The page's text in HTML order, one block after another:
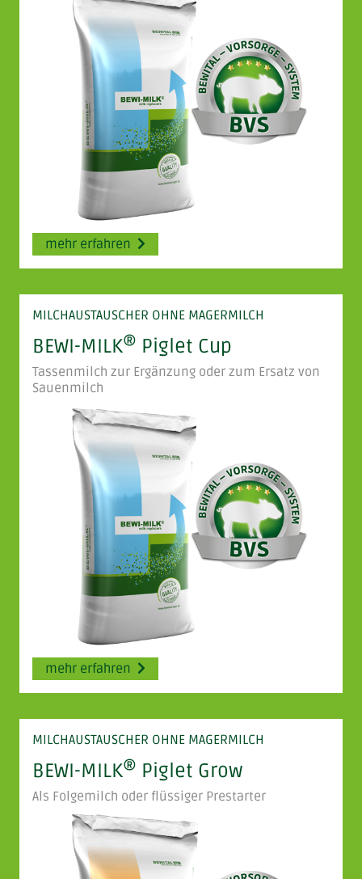
mehr erfahren
MILCHAUSTAUSCHER OHNE MAGERMILCH
BEWI-MILK® Piglet Cup
Tassenmilch zur Ergänzung oder zum Ersatz von
Sauenmilch
mehr erfahren
MILCHAUSTAUSCHER OHNE MAGERMILCH
BEWI-MILK® Piglet Grow
Als Folgemilch oder flüssiger Prestarter